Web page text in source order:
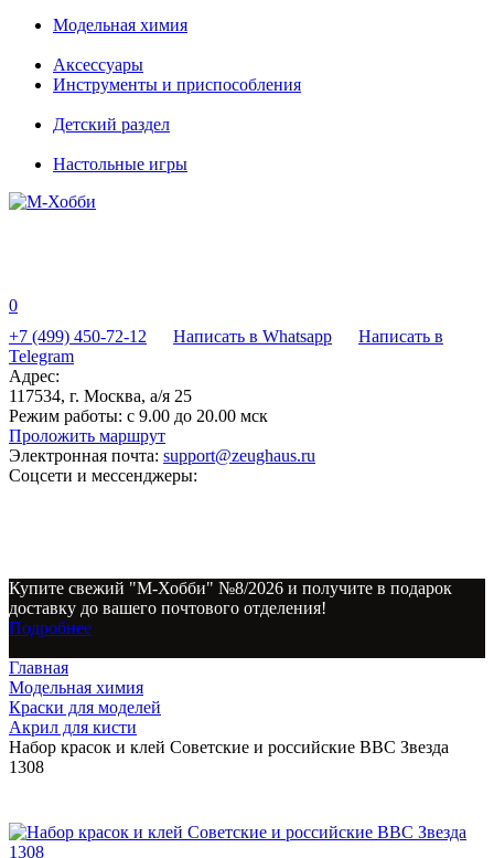
Модельная химия
Аксессуары
Инструменты и приспособления
Детский раздел
Настольные игры
0
+7 (499) 450-72-12
Написать в Whatsapp
Написать в
Telegram
Адрес:
117534, г. Москва, а/я 25
Режим работы: с 9.00 до 20.00 мск
Проложить маршрут
Электронная почта: support@zeughaus.ru
Соцсети и мессенджеры:
Купите свежий "М-Хобби" №8/2026 и получите в подарок
доставку до вашего почтового отделения!
Подробнее
Главная
Модельная химия
Краски для моделей
Акрил для кисти
Набор красок и клей Советские и российские ВВС Звезда
1308